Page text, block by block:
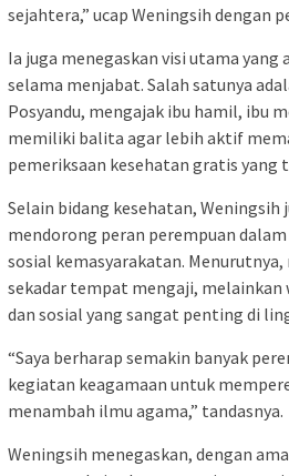
sejahtera,” ucap Weningsih dengan
Ia juga menegaskan visi utama yang
selama menjabat. Salah satunya
Posyandu, mengajak ibu hamil, ibu
memiliki balita agar lebih aktif
pemeriksaan kesehatan gratis yang
Selain bidang kesehatan,
mendorong peran perempuan
sosial kemasyarakatan.
sekadar tempat mengaji, melainkan
dan sosial yang sangat penting di
“Saya berharap semakin banyak
kegiatan keagamaan untuk
menambah ilmu agama,” tandasnya.
Weningsih menegaskan, dengan